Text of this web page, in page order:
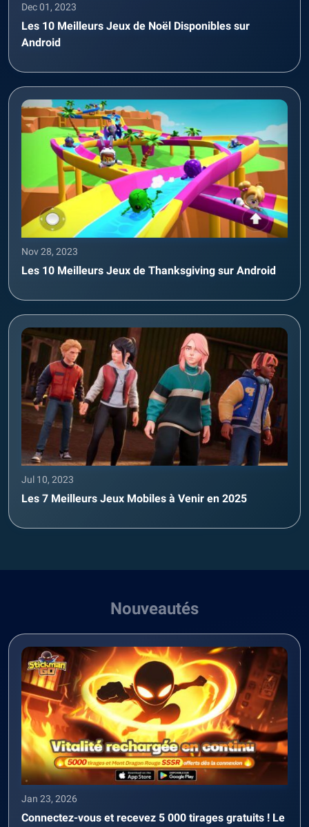
Dec 01, 2023
Les 10 Meilleurs Jeux de Noël Disponibles sur
Android
Nov 28, 2023
Les 10 Meilleurs Jeux de Thanksgiving sur Android
Jul 10, 2023
Les 7 Meilleurs Jeux Mobiles à Venir en 2025
Nouveautés
Jan 23, 2026
Connectez-vous et recevez 5 000 tirages gratuits ! Le